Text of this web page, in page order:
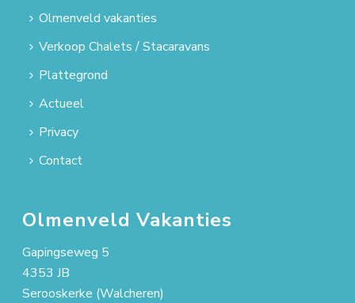
Olmenveld vakanties
Verkoop Chalets / Stacaravans
Plattegrond
Actueel
Privacy
Contact
Olmenveld Vakanties
Gapingseweg 5
4353 JB
Serooskerke (Walcheren)